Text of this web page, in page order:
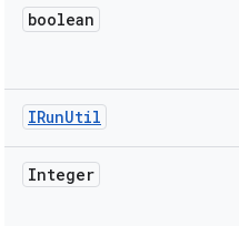
boolean
IRunUtil
Integer